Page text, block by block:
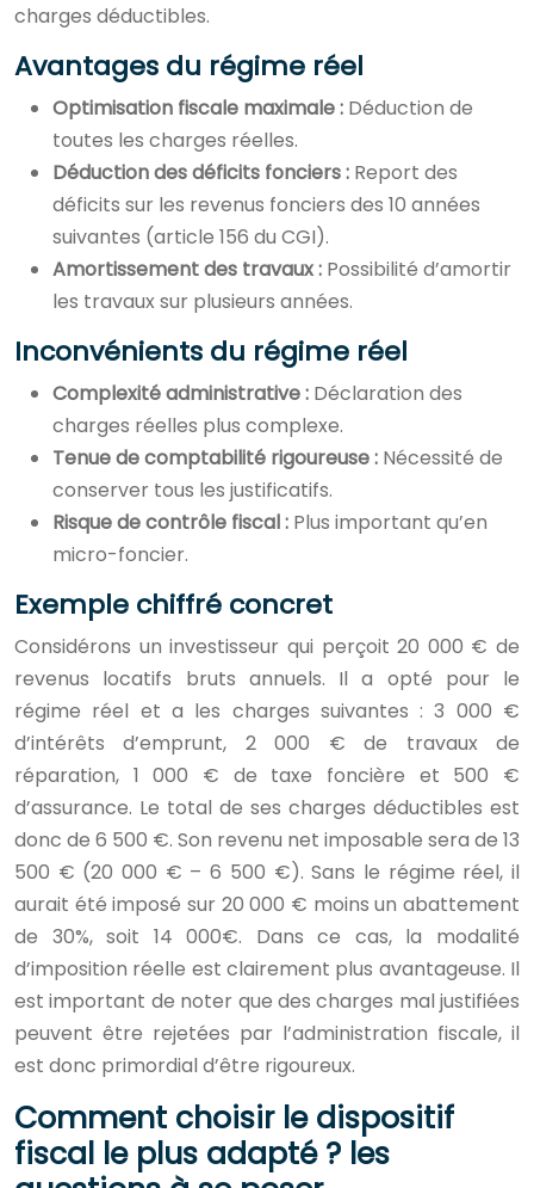
charges déductibles.
Avantages du régime réel
Optimisation fiscale maximale : Déduction de
toutes les charges réelles.
Déduction des déficits fonciers : Report des
déficits sur les revenus fonciers des 10 années
suivantes (article 156 du CGI).
Amortissement des travaux : Possibilité d’amortir
les travaux sur plusieurs années.
Inconvénients du régime réel
Complexité administrative : Déclaration des
charges réelles plus complexe.
Tenue de comptabilité rigoureuse : Nécessité de
conserver tous les justificatifs.
Risque de contrôle fiscal : Plus important qu’en
micro-foncier.
Exemple chiffré concret
Considérons un investisseur qui perçoit 20 000 € de
revenus locatifs bruts annuels. Il a opté pour le
régime réel et a les charges suivantes : 3 000 €
d’intérêts d’emprunt, 2 000 € de travaux de
réparation, 1 000 € de taxe foncière et 500 €
d’assurance. Le total de ses charges déductibles est
donc de 6 500 €. Son revenu net imposable sera de 13
500 € (20 000 € – 6 500 €). Sans le régime réel, il
aurait été imposé sur 20 000 € moins un abattement
de 30%, soit 14 000€. Dans ce cas, la modalité
d’imposition réelle est clairement plus avantageuse. Il
est important de noter que des charges mal justifiées
peuvent être rejetées par l’administration fiscale, il
est donc primordial d’être rigoureux.
Comment choisir le dispositif
fiscal le plus adapté ? les